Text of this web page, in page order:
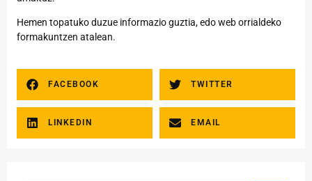
Hemen topatuko duzue informazio guztia, edo web orrialdeko
formakuntzen atalean.
FACEBOOK TWITTER
LINKEDIN EMAIL